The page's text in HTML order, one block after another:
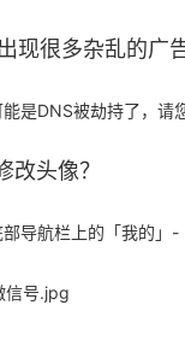
现很多杂乱的广
是DNS被劫持了，
改头像？
导航栏上的「我的」